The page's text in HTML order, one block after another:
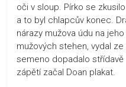
oči v sloup. Pírko se
a to byl chlapcův konec.
nárazy mužova údu na
mužových stehen, vydal
semeno dopadalo
zápětí začal Doan plakat.